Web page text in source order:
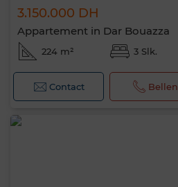
3.150.000 DH
Appartement in Dar Bouazza
224 m² 3 Slk.
Contact Bellen